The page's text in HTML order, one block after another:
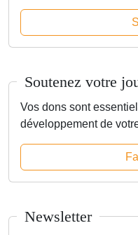
Soutenez votre
Vos dons sont
développement de
Newsletter